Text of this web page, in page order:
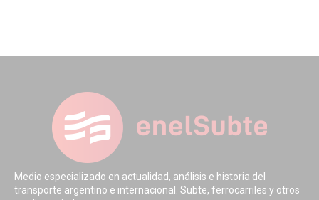
Medio especializado en actualidad, análisis e historia del
transporte argentino e internacional. Subte, ferrocarriles y otros